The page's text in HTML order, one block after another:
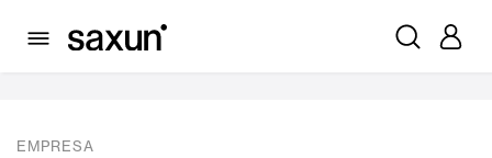
Notícias
EMPRESA